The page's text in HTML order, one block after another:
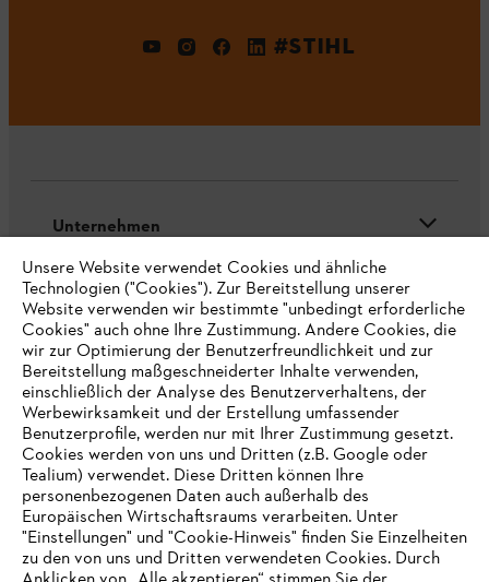
#STIHL
Unternehmen
Häufig gestellte Fragen
Service
Datenschutzrichtlinien Impressum Cookies
Unsere Website verwendet Cookies und ähnliche
Technologien ("Cookies"). Zur Bereitstellung unserer
Website verwenden wir bestimmte "unbedingt erforderliche
Cookies" auch ohne Ihre Zustimmung. Andere Cookies, die
wir zur Optimierung der Benutzerfreundlichkeit und zur
Bereitstellung maßgeschneiderter Inhalte verwenden,
einschließlich der Analyse des Benutzerverhaltens, der
Werbewirksamkeit und der Erstellung umfassender
Benutzerprofile, werden nur mit Ihrer Zustimmung gesetzt.
Cookies werden von uns und Dritten (z.B. Google oder
Tealium) verwendet. Diese Dritten können Ihre
personenbezogenen Daten auch außerhalb des
Europäischen Wirtschaftsraums verarbeiten. Unter
"Einstellungen" und "Cookie-Hinweis" finden Sie Einzelheiten
zu den von uns und Dritten verwendeten Cookies. Durch